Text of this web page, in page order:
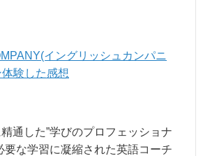
イングリッシュカンパニ
験した感想
通した”学びのプロフェッショナ
要な学習に凝縮された英語コーチ